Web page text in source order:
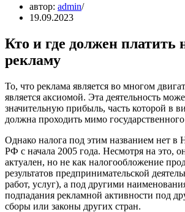
автор: admin
19.09.2023
Кто и где должен платить
рекламу
То, что реклама является во многом
является аксиомой. Эта деятельность
значительную прибыль, часть которой в
должна проходить мимо
Однако налога под этим названием нет в
РФ с начала 2005 года. Несмотря на это,
актуален, но не как налогообложение
результатов предпринимательской
работ, услуг), а под другими
подпадания рекламной активности под
сборы или законы других стран.